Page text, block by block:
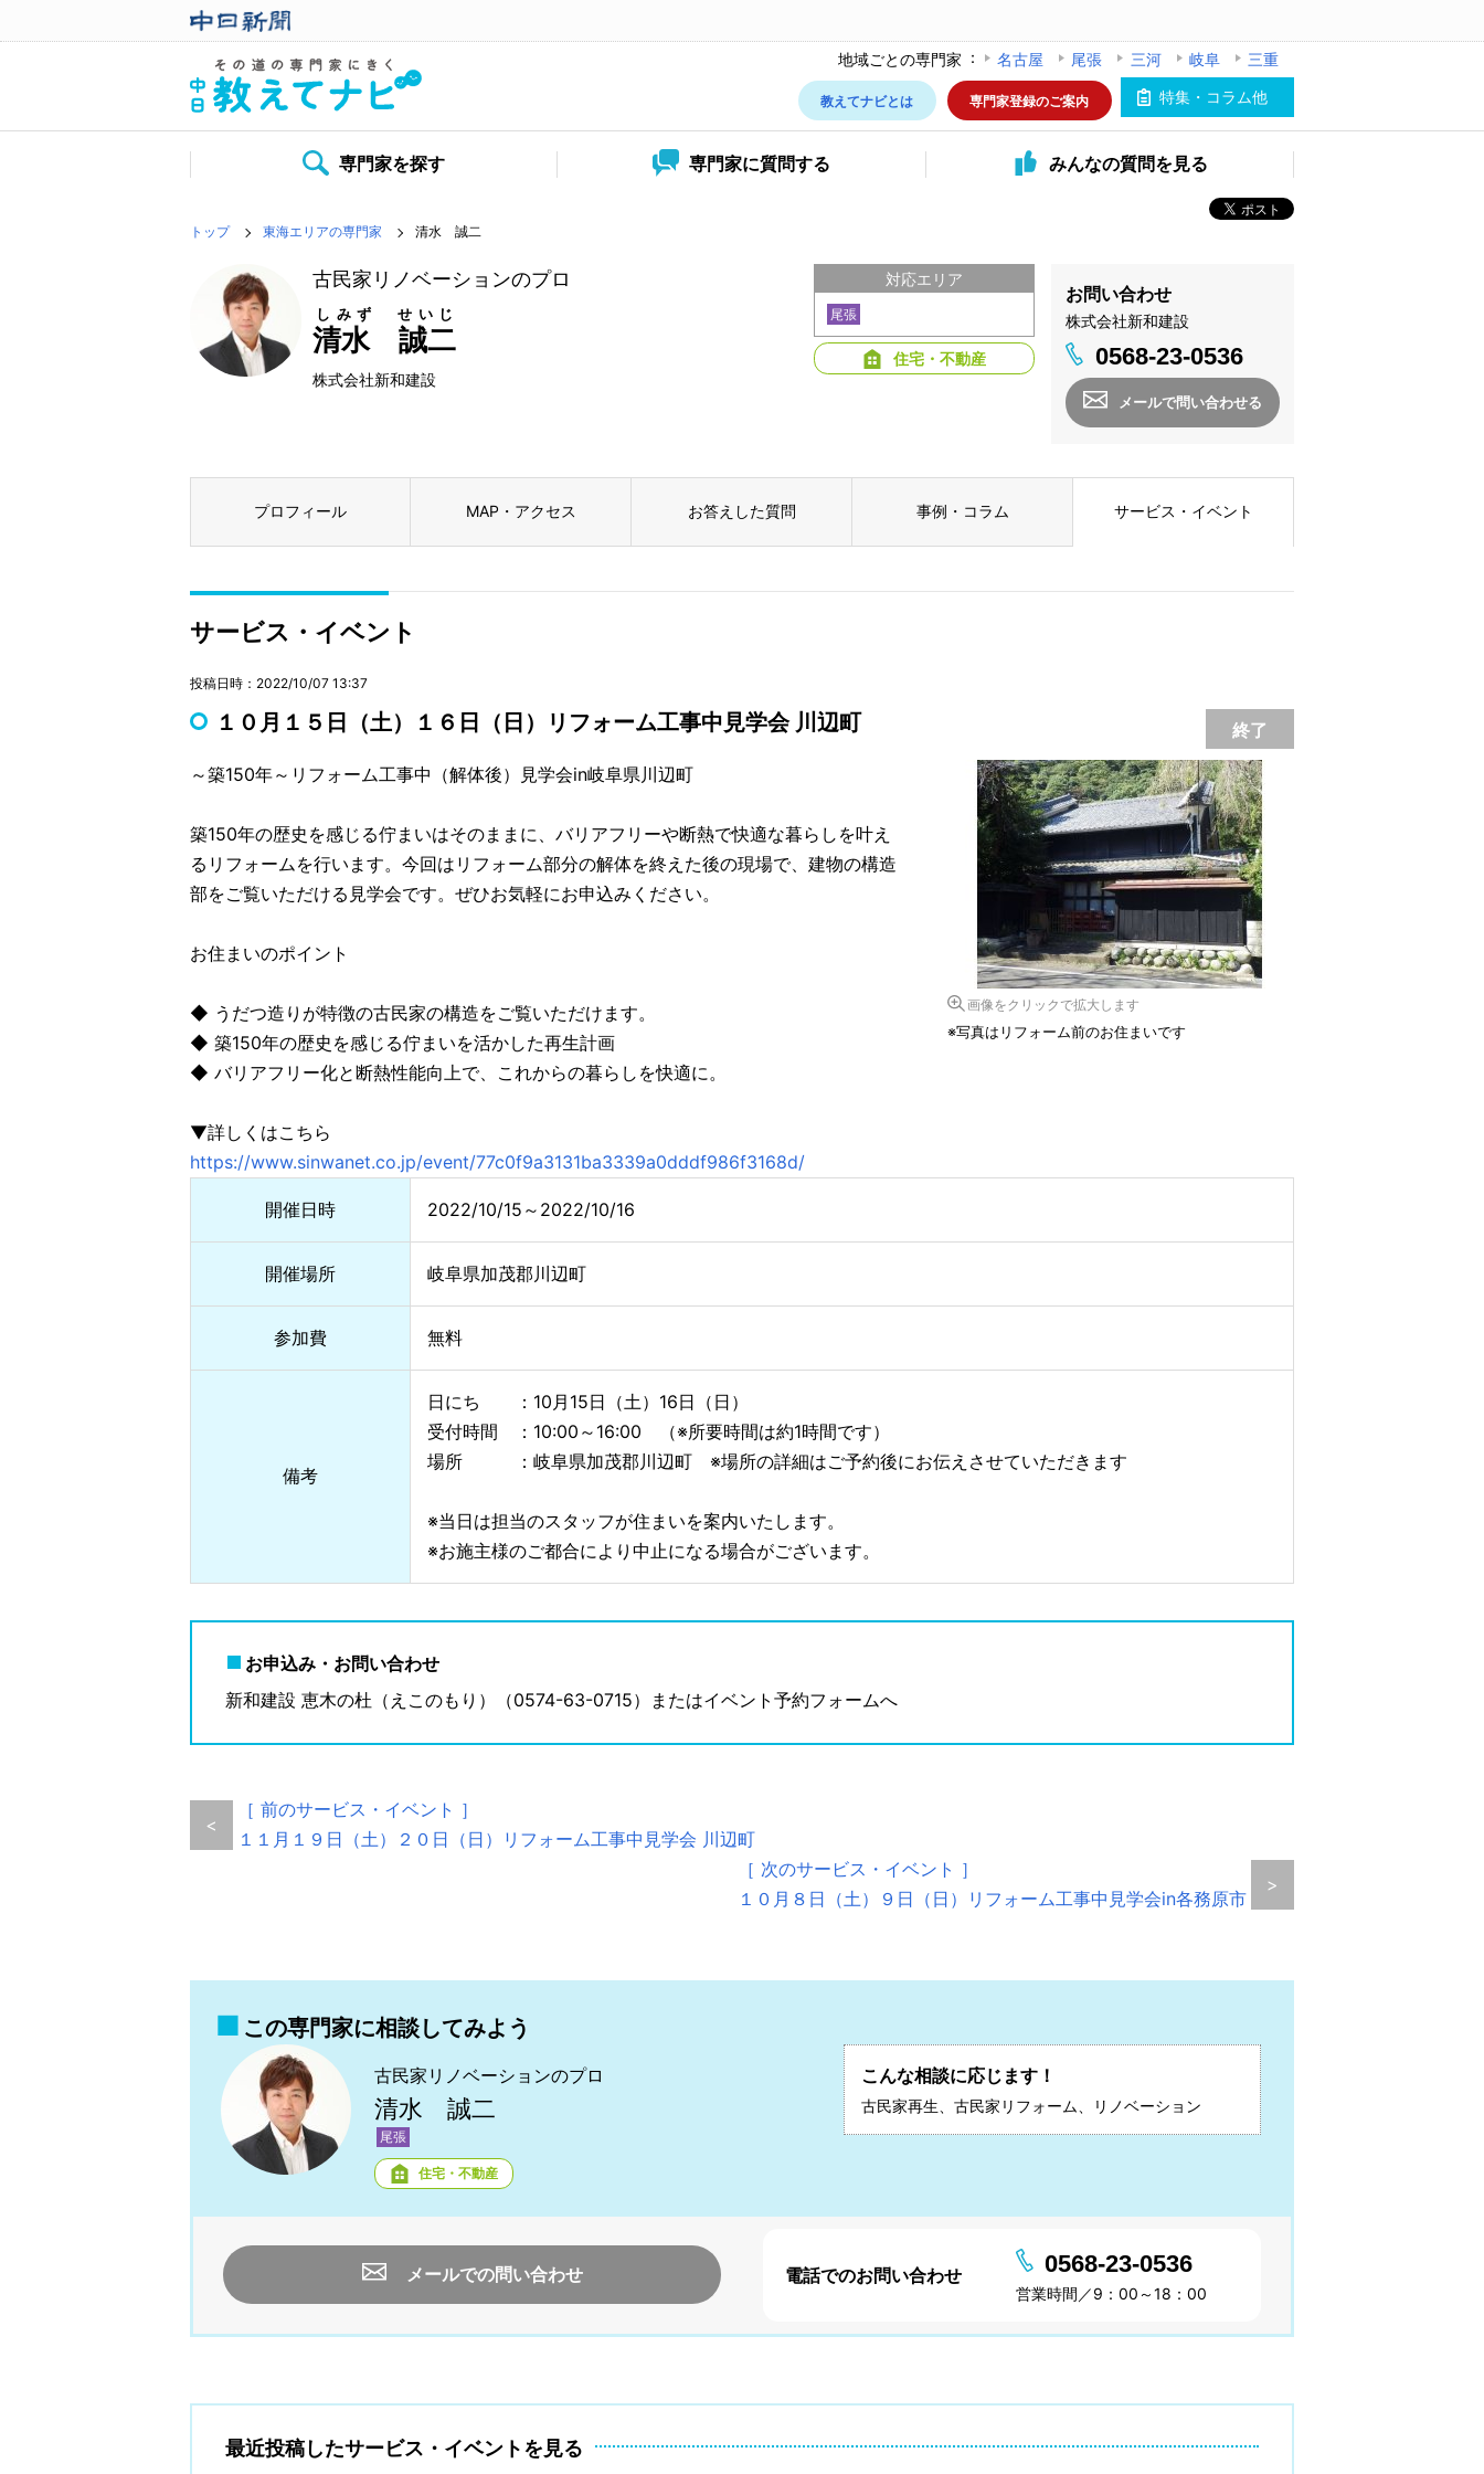
地域ごとの専門家 名古屋 尾張 三河 岐阜
三重
特集・コラム他
教えてナビとは 専門家登録のご案内
専門家を探す 専門家に質問する みんなの質問を見る
トップ 東海エリアの専門家 清水 誠二
古民家リノベーションのプロ
清水 誠二
しみず せいじ
株式会社新和建設
お問い合わせ
株式会社新和建設
0568-23-0536
メールで問い合わせる
対応エリア
尾張
住宅・不動産
プロフィール MAP・アクセス お答えした質問 事例・コラム サービス・イベント
サービス・イベント
投稿日時：2022/10/07 13:37
１０月１５日（土）１６日（日）リフォーム工事中見学会 川辺町
終了
～築150年～リフォーム工事中（解体後）見学会in岐阜県川辺町
築150年の歴史を感じる佇まいはそのままに、バリアフリーや断熱で快適な暮らしを叶え
るリフォームを行います。今回はリフォーム部分の解体を終えた後の現場で、建物の構造
部をご覧いただける見学会です。ぜひお気軽にお申込みください。
お住まいのポイント
◆ うだつ造りが特徴の古民家の構造をご覧いただけます。
◆ 築150年の歴史を感じる佇まいを活かした再生計画
◆ バリアフリー化と断熱性能向上で、これからの暮らしを快適に。
▼詳しくはこちら
https://www.sinwanet.co.jp/event/77c0f9a3131ba3339a0dddf986f3168d/
画像をクリックで拡大します
※写真はリフォーム前のお住まいです
開催日時 2022/10/15～2022/10/16
開催場所 岐阜県加茂郡川辺町
参加費 無料
備考
日にち ：10月15日（土）16日（日）
受付時間 ：10:00～16:00 （※所要時間は約1時間です）
場所 ：岐阜県加茂郡川辺町 ※場所の詳細はご予約後にお伝えさせていただきます
※当日は担当のスタッフが住まいを案内いたします。
※お施主様のご都合により中止になる場合がございます。
お申込み・お問い合わせ
新和建設 恵木の杜（えこのもり）（0574-63-0715）またはイベント予約フォームへ
<
［ 前のサービス・イベント ］
１１月１９日（土）２０日（日）リフォーム工事中見学会 川辺町
［ 次のサービス・イベント ］
１０月８日（土）９日（日）リフォーム工事中見学会in各務原市
>
この専門家に相談してみよう
古民家リノベーションのプロ
清水 誠二
尾張
住宅・不動産
こんな相談に応じます！
古民家再生、古民家リフォーム、リノベーション
メールでの問い合わせ 電話でのお問い合わせ 0568-23-0536
営業時間／9：00～18：00
最近投稿したサービス・イベントを見る